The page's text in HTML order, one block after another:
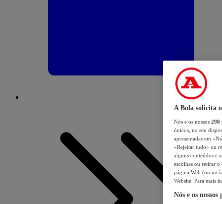
A Bola solicita
Nós e os nossos 298
únicos, no seu
apresentadas em
«Rejeitar tudo» ou
alguns conteúdos e
escolhas ou retirar
página Web (ou no
Website. Para mais
Nós e os